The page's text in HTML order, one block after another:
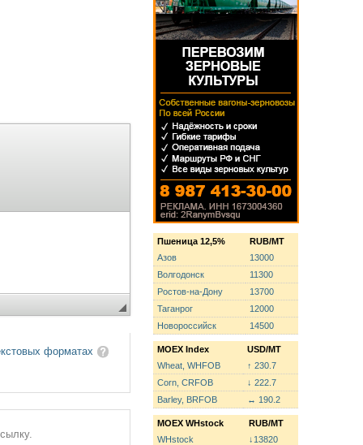
форматах
Пшеница 12,5%
RUB/MT
Азов
13000
Волгодонск
11300
Ростов-на-Дону
13700
Таганрог
12000
Новороссийск
14500
MOEX Index
USD/MT
Wheat, WHFOB
↑ 230.7
Corn, CRFOB
↓ 222.7
Barley, BRFOB
↔ 190.2
MOEX WHstock
RUB/MT
WHstock
↓13820